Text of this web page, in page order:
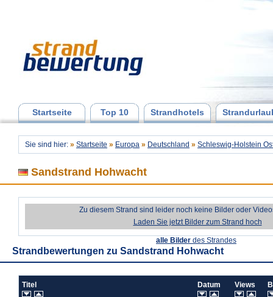
Startseite Top 10 Strandhotels
Sie sind hier: » Startseite » Europa » Deutschland » Schleswig-Holstein
Sandstrand Hohwacht
Zu diesem Strand sind leider noch keine Bilder oder
Laden Sie jetzt Bilder zum Strand hoch
alle Bilder des Strandes
Strandbewertungen zu Sandstrand Hohwacht
Titel Datum Views